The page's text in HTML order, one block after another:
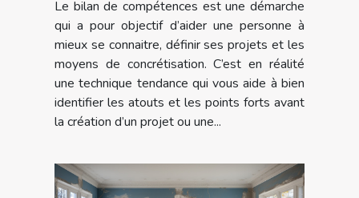
compétences avec un
spécialiste ?
Le bilan de compétences est une démarche
qui a pour objectif d’aider une personne à
mieux se connaitre, définir ses projets et les
moyens de concrétisation. C’est en réalité
une technique tendance qui vous aide à bien
identifier les atouts et les points forts avant
la création d’un projet ou une...